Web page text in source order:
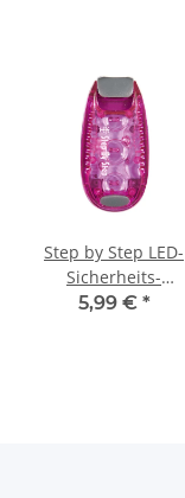
Step by Step LED-
Sicherheits-
Klemmleuchte, Pink
5,99 € *